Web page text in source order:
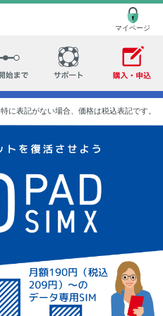
マイページ
特に表記がない場合、価格は税込表記です。